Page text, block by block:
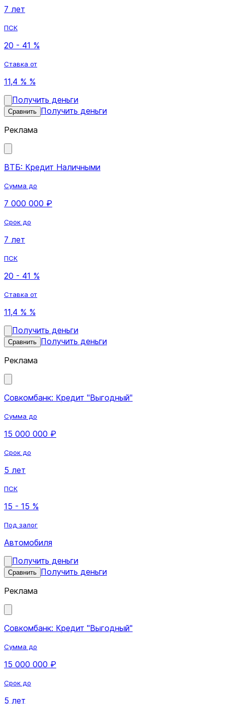
7 лет
ПСК
20 - 41 %
Ставка от
11,4 % %
Получить деньги
Сравнить Получить деньги
Реклама
ВТБ: Кредит Наличными
Сумма до
7 000 000 ₽
Срок до
7 лет
ПСК
20 - 41 %
Ставка от
11,4 % %
Получить деньги
Сравнить Получить деньги
Реклама
Совкомбанк: Кредит "Выгодный"
Сумма до
15 000 000 ₽
Срок до
5 лет
ПСК
15 - 15 %
Под залог
Автомобиля
Получить деньги
Сравнить Получить деньги
Реклама
Совкомбанк: Кредит "Выгодный"
Сумма до
15 000 000 ₽
Срок до
5 лет